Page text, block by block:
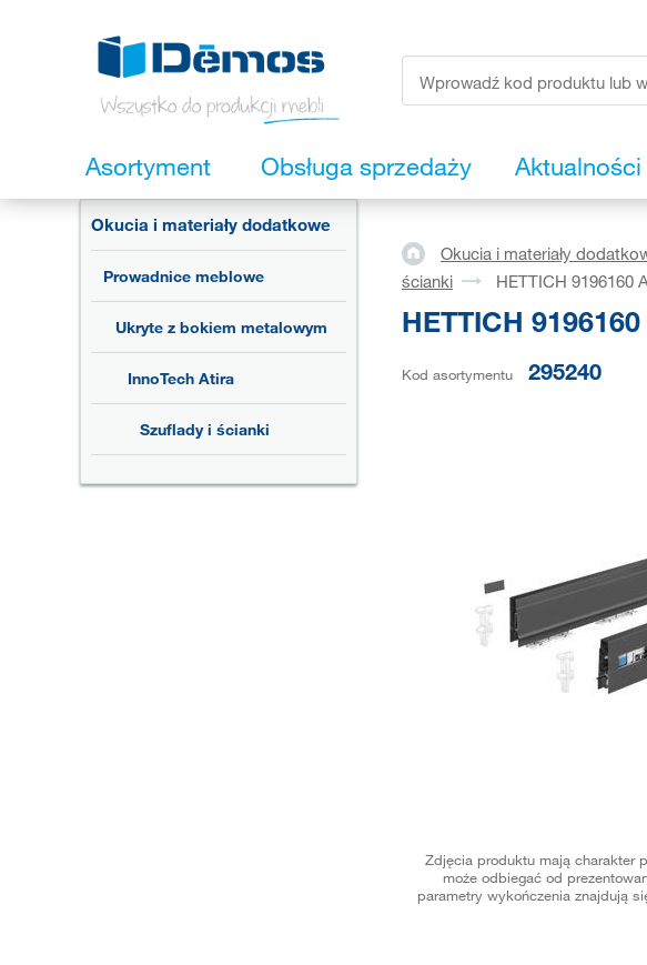
Asortyment Obsługa sprzedaży Aktualności
Okucia i materiały dodatkowe
Prowadnice meblowe
Ukryte z bokiem metalowym
InnoTech Atira
Szuflady i ścianki
Okucia i materiały
ścianki
HETTICH 9196160
HETTICH
Kod asortymentu 295240
Zdjęcia produktu mają charakter
może odbiegać od
parametry wykończenia znajdują